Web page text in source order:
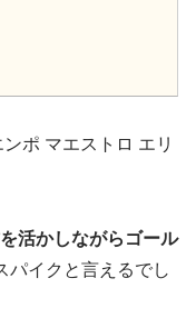
ポ マエストロ エリ
活かしながらゴール
パイクと言えるでし